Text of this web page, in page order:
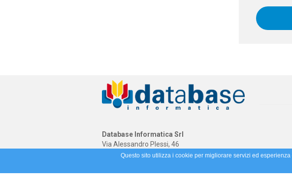
Database Informatica Srl
Via Alessandro Plessi, 46
41058 Vignola (MO)
(39) 059 773888 - (39) 059 5961415
Questo sito utilizza i cookie per migliorare servizi ed